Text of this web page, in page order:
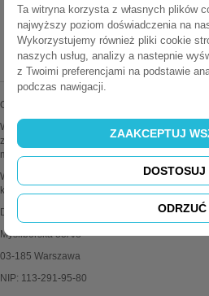
Oferujemy najwyższej jakości mediaporty
Wszystkie oferowane przez nas produkty są
zapewniamy fachową pomoc techniczną i
montażu.
Wiele produktów można konfigurować wg
kontaktu z działem obsługi klienta po więcej
Delitech Jasek Spółka Jawna
Myśliborska 85A/8
03-185 Warszawa
NIP: 113-291-95-80
Ta witryna korzysta z własnych plików
najwyższy poziom doświadczenia na
Wykorzystujemy również pliki cookie
naszych usług, analizy a nastepnie
z Twoimi preferencjami na podstawie
podczas nawigacji.
ODRZUĆ
DOSTOSUJ
ZAAKCEPTUJ